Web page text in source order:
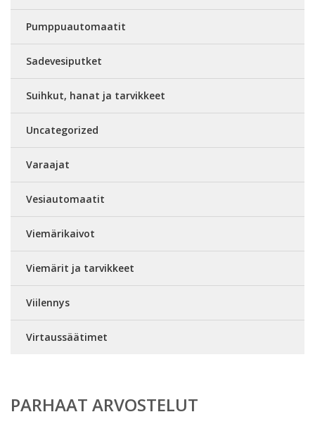
Pumppuautomaatit
Sadevesiputket
Suihkut, hanat ja tarvikkeet
Uncategorized
Varaajat
Vesiautomaatit
Viemärikaivot
Viemärit ja tarvikkeet
Viilennys
Virtaussäätimet
PARHAAT ARVOSTELUT